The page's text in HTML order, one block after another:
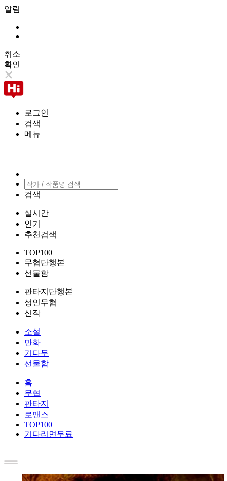
알림
취소
확인
로그인
검색
메뉴
검색
실시간
인기
추천검색
TOP100
무협단행본
선물함
판타지단행본
성인무협
신작
소설
만화
기다무
선물함
홈
무협
판타지
로맨스
TOP100
기다리면무료